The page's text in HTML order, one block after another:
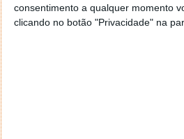
consentimento a qualquer momento
clicando no botão "Privacidade" na